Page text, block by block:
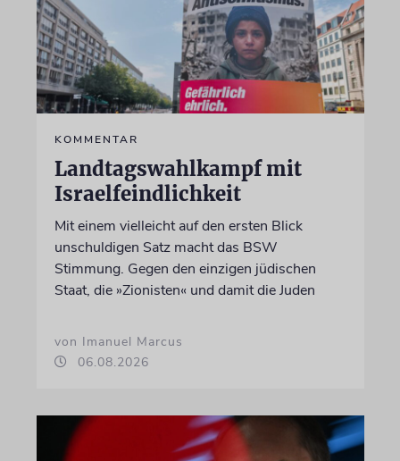
KOMMENTAR
Landtagswahlkampf mit
Israelfeindlichkeit
Mit einem vielleicht auf den ersten Blick
unschuldigen Satz macht das BSW
Stimmung. Gegen den einzigen jüdischen
Staat, die »Zionisten« und damit die Juden
von Imanuel Marcus
06.08.2026